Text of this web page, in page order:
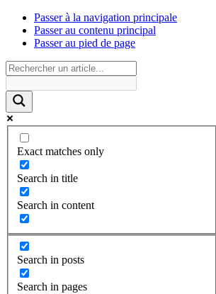
Passer à la navigation principale
Passer au contenu principal
Passer au pied de page
Exact matches only
Search in title
Search in content
Search in posts
Search in pages